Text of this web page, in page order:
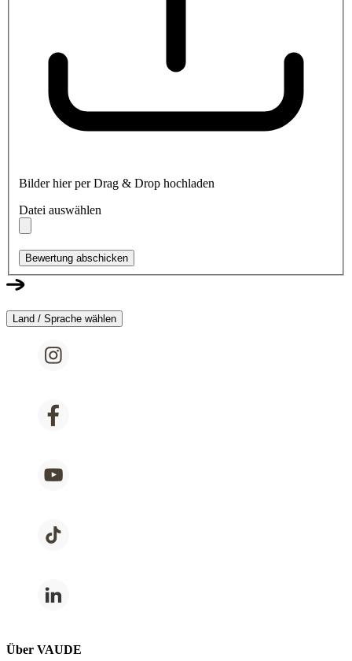
Bilder hier per Drag & Drop hochladen
Datei auswählen
Bewertung abschicken
Land / Sprache wählen
Über VAUDE